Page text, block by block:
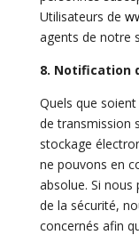
Utilisateurs de
agents de notre
8. Notification
Quels que
de transmission
stockage
ne pouvons en
absolue. Si nous
de la sécurité,
concernés afin